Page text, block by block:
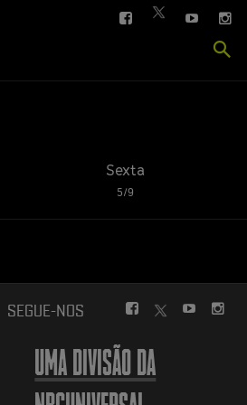
FACEBOOK
TWITTER
YOUTUBE
Sexta
5/9
SEGUE-NOS
FACEBOOK
YOUTUBE
UMA DIVISÃO DA